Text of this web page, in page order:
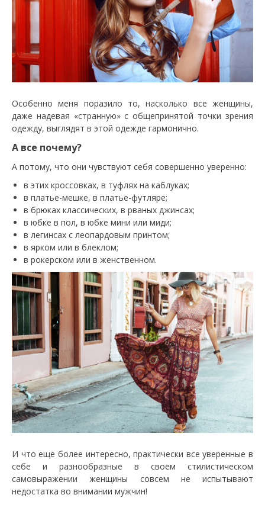
Особенно меня поразило то, насколько все женщины,
даже надевая «странную» с общепринятой точки зрения
одежду, выглядят в этой одежде гармонично.
А все почему?
А потому, что они чувствуют себя совершенно уверенно:
в этих кроссовках, в туфлях на каблуках;
в платье-мешке, в платье-футляре;
в брюках классических, в рваных джинсах;
в юбке в пол, в юбке мини или миди;
в легинсах с леопардовым принтом;
в ярком или в блеклом;
в рокерском или в женственном.
И что еще более интересно, практически все уверенные в
себе и разнообразные в своем стилистическом
самовыражении женщины совсем не испытывают
недостатка во внимании мужчин!